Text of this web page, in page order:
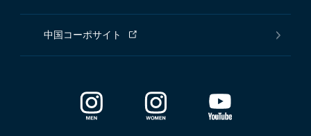
中国コーポサイト